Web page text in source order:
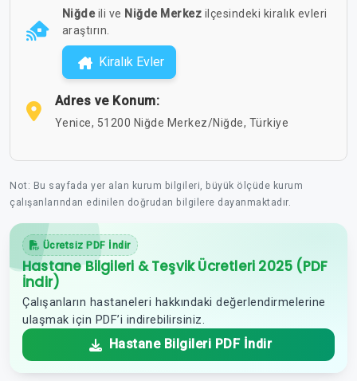
Niğdeili ve Niğde Merkez ilçesindeki kiralık evleri
araştırın.
Kiralık Evler
Adres ve Konum:
Yenice, 51200 Niğde Merkez/Niğde, Türkiye
Not: Bu sayfada yer alan kurum bilgileri, büyük ölçüde kurum
çalışanlarından edinilen doğrudan bilgilere dayanmaktadır.
Ücretsiz PDF İndir
Hastane Bilgileri & Teşvik Ücretleri 2025 (PDF
İndir)
Çalışanların hastaneleri hakkındaki değerlendirmelerine
ulaşmak için PDF’i indirebilirsiniz.
Hastane Bilgileri PDF İndir